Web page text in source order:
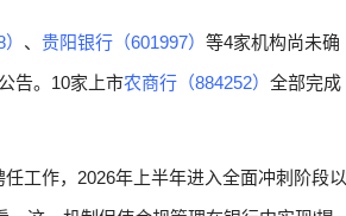
、 贵阳银行（601997） 等4家机构尚未确
告。10家上市农商行（884252） 全部完成
工作，2026年上半年进入全面冲刺阶段以